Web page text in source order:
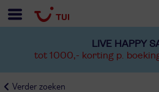
LIVE HAPPY
tot 1000,- korting p.
Verder zoeken